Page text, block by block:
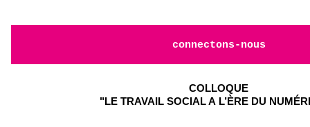
connectons-nous
COLLOQUE
"LE TRAVAIL SOCIAL A L’ÈREDU